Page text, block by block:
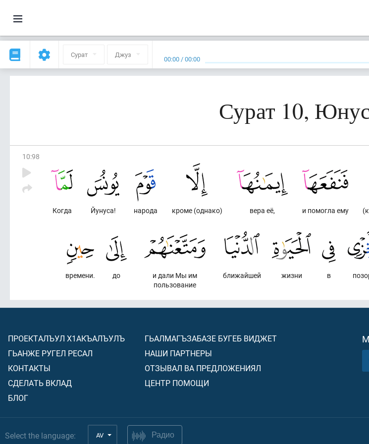
Сурат Джуз 00:00 /00:00
Сурат 10,
10:98
и помогла ему
вера её,
кроме (однако)
народа
Йунуса!
Когда
в
жизни
ближайшей
и дали Мы им
пользование
до
времени.
ПРОЕКТАЛЪУЛ Х1АКЪАЛЪУЛЪ
ГЬАНЖЕ РУГЕЛ РЕСАЛ
КОНТАКТЫ
СДЕЛАТЬ ВКЛАД
БЛОГ
ГЬАЛМАГЪЗАБАЗЕ БУГЕБ ВИДЖЕТ
НАШИ ПАРТНЕРЫ
ОТЗЫВАЛ ВА ПРЕДЛОЖЕНИЯЛ
ЦЕНТР ПОМОЩИ
Select the language: AV Радио